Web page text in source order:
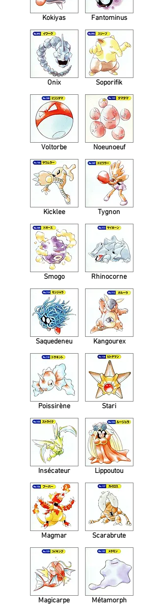
Kokiyas
Onix
Voltorbe
Kicklee
Smogo
Saquedeneu
Poissirène
Insécateur
Magmar
Magicarpe
Fantominus
Soporifik
Noeunoeuf
Tygnon
Rhinocorne
Kangourex
Stari
Lippoutou
Scarabrute
Métamorph